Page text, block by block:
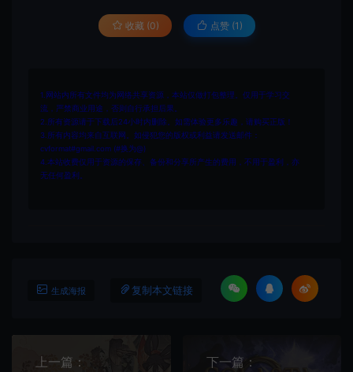
收藏 (0) 点赞 (1 )
1.网站内所有文件均为网络共享资源，本站仅做打包整理。仅用于学习交
流，严禁商业用途，否则自行承担后果。
2.所有资源请于下载后24小时内删除。如需体验更多乐趣，请购买正版！
3.所有内容均来自互联网。如侵犯您的版权或利益请发送邮件：
cvformat#gmail.com (#换为@)
4.本站收费仅用于资源的保存、备份和分享所产生的费用，不用于盈利，亦
无任何盈利。
生成海报 复制本文链接
上一篇：
下一篇：